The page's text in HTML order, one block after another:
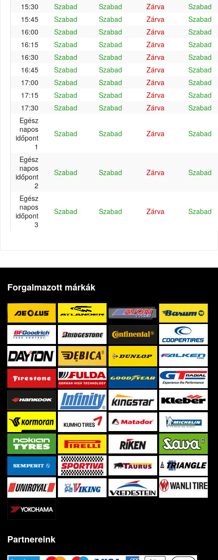
15:30
Szabad Szabad Zárva
Szabad
15:45
Szabad Szabad Zárva
Szabad
16:00
Szabad Szabad Zárva
Szabad
16:15
Szabad Szabad Zárva
Szabad
16:30
Szabad Szabad Zárva
Szabad
16:45
Szabad Szabad Zárva
Szabad
17:00
Szabad Szabad Zárva
Szabad
17:15
Szabad Szabad Zárva
Szabad
17:30
Szabad Szabad Zárva
Szabad
Egész
napos
időpont
1
Szabad Szabad Zárva Szabad
Egész
napos
időpont
2
Szabad Szabad Zárva Szabad
Egész
napos
időpont
3
Szabad Szabad Zárva Szabad
Forgalmazott márkák
Partnereink